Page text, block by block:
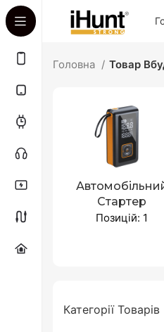
Головна Товар
Стартер
Позицій: 1
Категорії Товарів